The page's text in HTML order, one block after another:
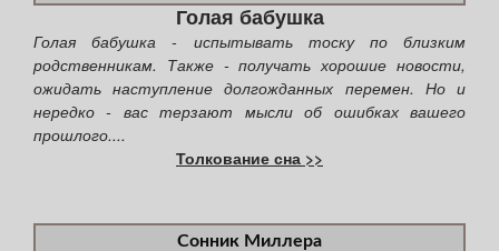
Голая бабушка
Голая бабушка - испытывать тоску по близким
родственникам. Также - получать хорошие новости,
ожидать наступление долгожданных перемен. Но и
нередко - вас терзают мысли об ошибках вашего
прошлого....
Толкование сна >>
Сонник Миллера